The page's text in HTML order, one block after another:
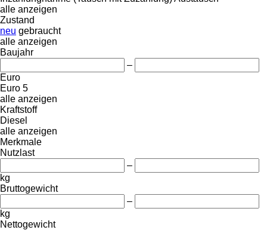
alle anzeigen
Zustand
neu gebraucht
alle anzeigen
Baujahr
–
Euro
Euro 5
alle anzeigen
Kraftstoff
Diesel
alle anzeigen
Merkmale
Nutzlast
–
kg
Bruttogewicht
–
kg
Nettogewicht